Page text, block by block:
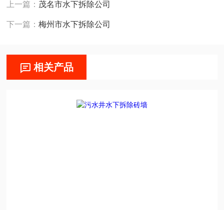
上一篇： 茂名市水下拆除公司
下一篇：梅州市水下拆除公司
相关产品